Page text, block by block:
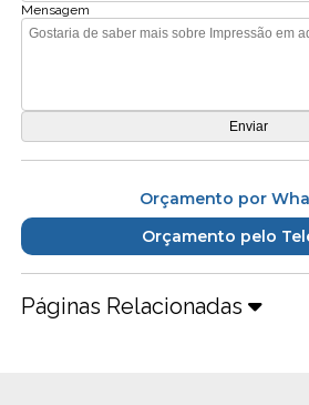
Mensagem
Orçamento por
Orçamento pelo
Páginas Relacionadas